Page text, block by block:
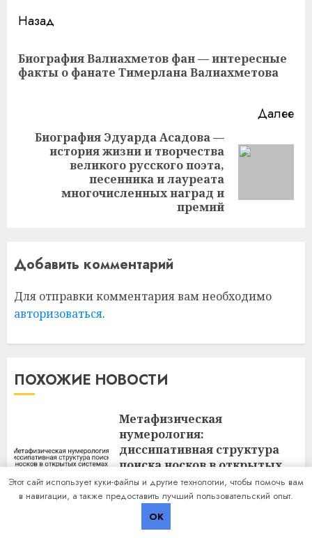
Продолжить
чтение
Назад
Биография Валиахметов фан — интересные
факты о фанате Тимерлана Валиахметова
Далее
Следующая
запись:
Биография Эдуарда Асадова —
история жизни и творчества
великого русского поэта,
песенника и лауреата
многочисленных наград и
премий
Добавить комментарий
Для отправки комментария вам необходимо
авторизоваться.
ПОХОЖИЕ НОВОСТИ
Метафизическая
нумерология:
диссипативная структура
поиска носков в открытых
системах
16 АПРЕЛЯ 2026
Этот сайт использует куки-файлы и другие технологии, чтобы помочь вам
в навигации, а также предоставить лучший пользовательский опыт.
OK